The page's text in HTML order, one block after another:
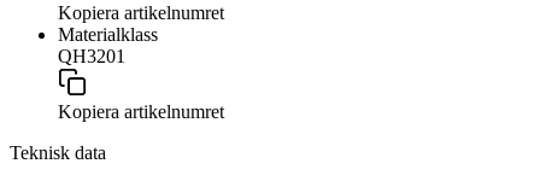
Kopiera artikelnumret
Materialklass
QH3201
Kopiera artikelnumret
Teknisk data